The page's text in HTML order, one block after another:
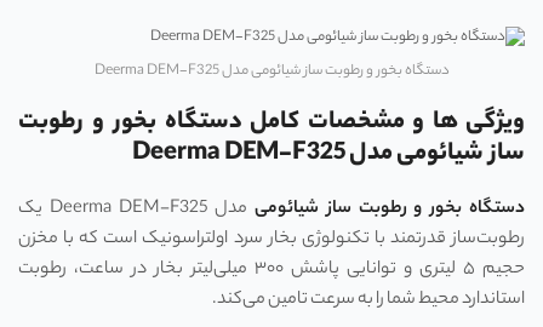
دستگاه بخور و رطوبت ساز شیائومی مدل Deerma DEM-F325
ویژگی ها و مشخصات کامل دستگاه بخور و رطوبت
ساز شیائومی مدل Deerma DEM-F325
دستگاه بخور و رطوبت ساز شیائومی
مدل Deerma DEM-F325 یک
رطوبت‌ساز قدرتمند با تکنولوژی بخار سرد اولتراسونیک است که با مخزن
حجیم ۵ لیتری و توانایی پاشش ۳۰۰ میلی‌لیتر بخار در ساعت، رطوبت
استاندارد محیط شما را به سرعت تامین می‌کند.